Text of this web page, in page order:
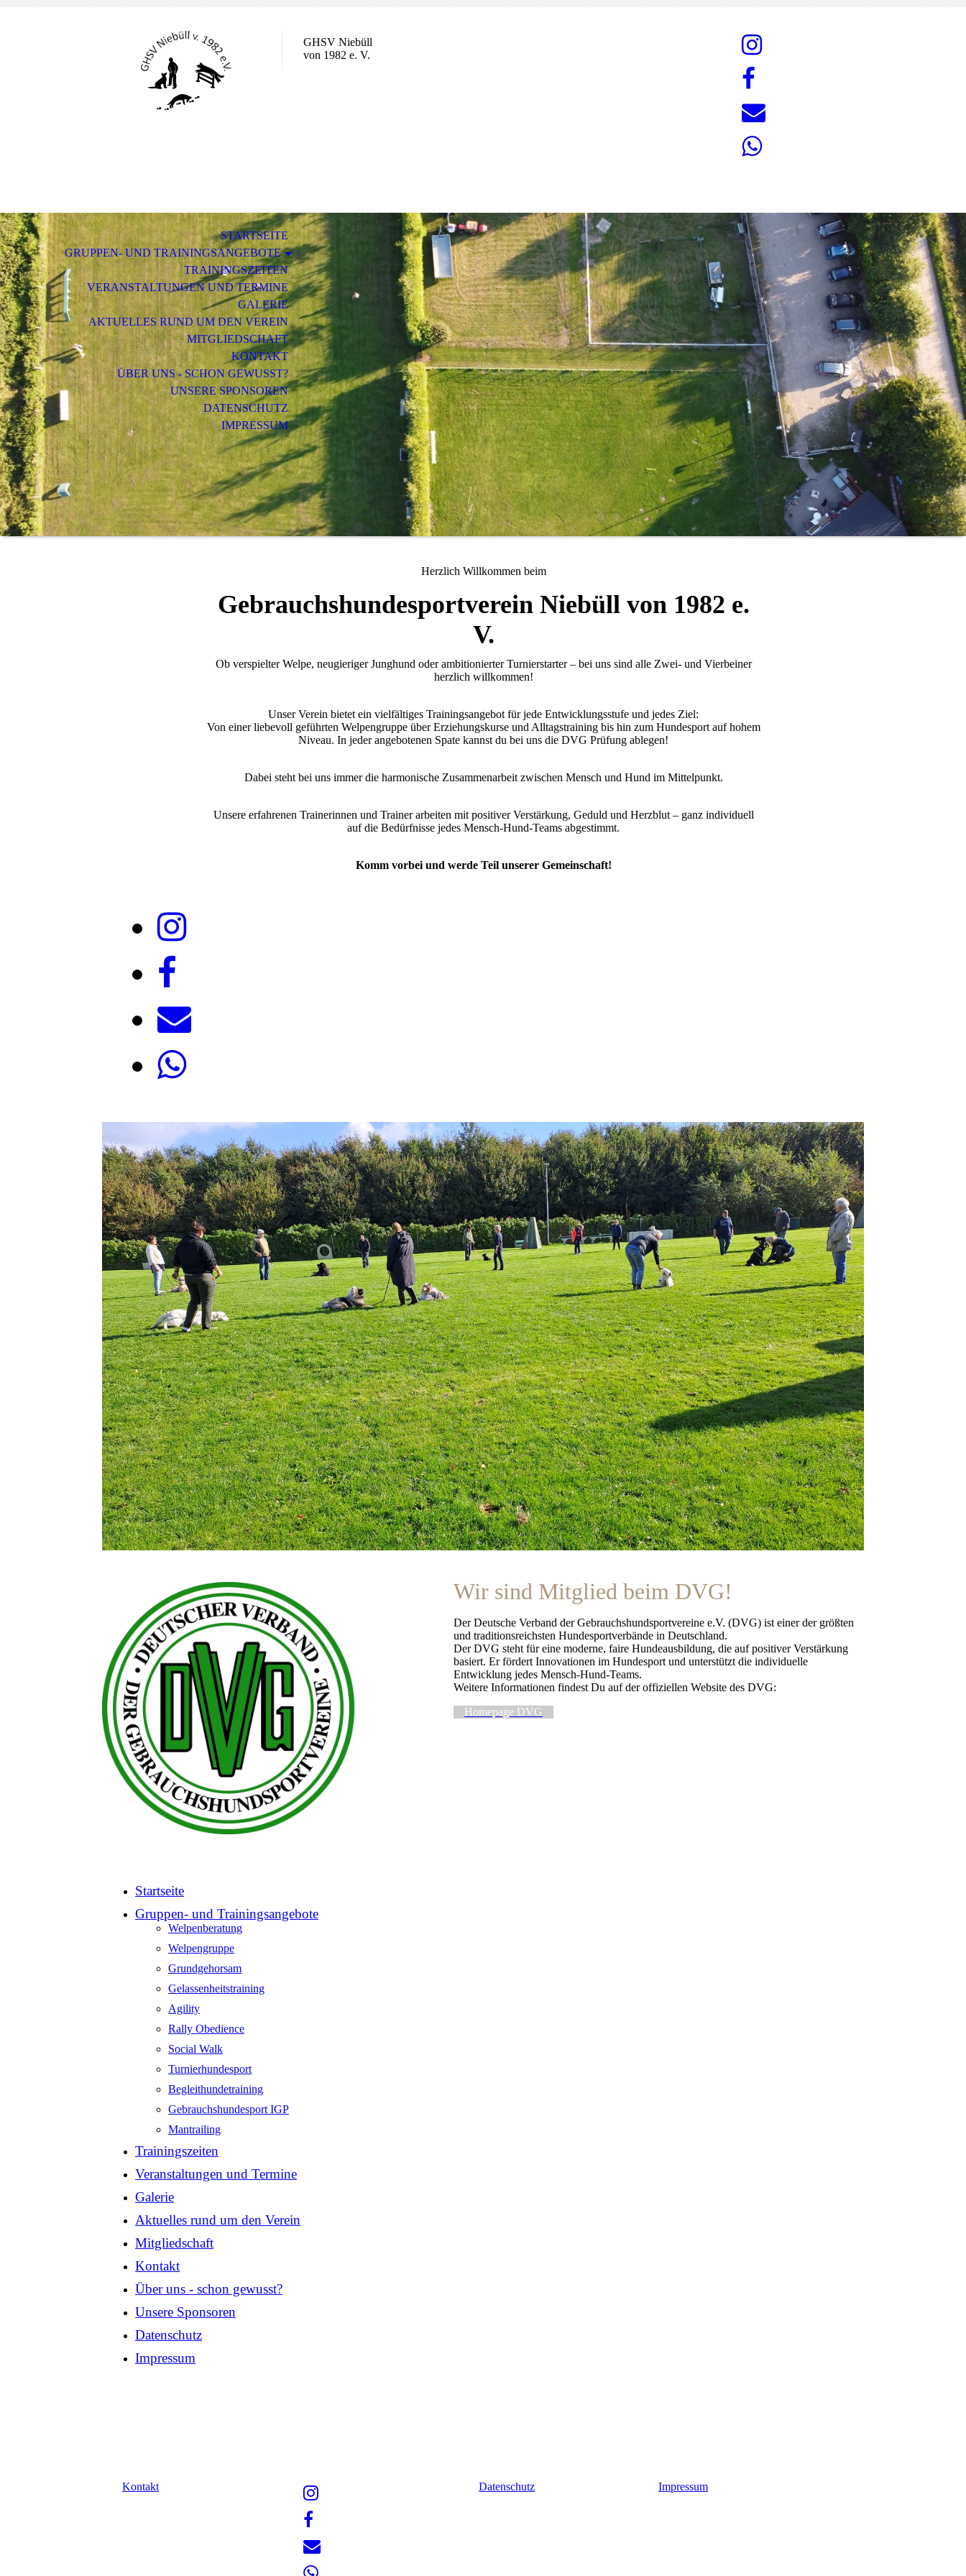
GHSV Niebüll
von 1982 e. V.
STARTSEITE
GRUPPEN- UND TRAININGSANGEBOTE
TRAININGSZEITEN
VERANSTALTUNGEN UND TERMINE
GALERIE
AKTUELLES RUND UM DEN VEREIN
MITGLIEDSCHAFT
KONTAKT
ÜBER UNS - SCHON GEWUSST?
UNSERE SPONSOREN
DATENSCHUTZ
IMPRESSUM
Herzlich Willkommen beim
Gebrauchshundesportverein Niebüll von 1982 e.
V.
Ob verspielter Welpe, neugieriger Junghund oder ambitionierter Turnierstarter – bei uns sind alle Zwei- und Vierbeiner
herzlich willkommen!
Unser Verein bietet ein vielfältiges Trainingsangebot für jede Entwicklungsstufe und jedes Ziel:
Von einer liebevoll geführten Welpengruppe über Erziehungskurse und Alltagstraining bis hin zum Hundesport auf hohem
Niveau. In jeder angebotenen Spate kannst du bei uns die DVG Prüfung ablegen!
Dabei steht bei uns immer die harmonische Zusammenarbeit zwischen Mensch und Hund im Mittelpunkt.
Unsere erfahrenen Trainerinnen und Trainer arbeiten mit positiver Verstärkung, Geduld und Herzblut – ganz individuell
auf die Bedürfnisse jedes Mensch-Hund-Teams abgestimmt.
Komm vorbei und werde Teil unserer Gemeinschaft!
Wir sind Mitglied beim DVG!
Der Deutsche Verband der Gebrauchshundsportvereine e.V. (DVG) ist einer der größten
und traditionsreichsten Hundesportverbände in Deutschland.
Der DVG steht für eine moderne, faire Hundeausbildung, die auf positiver Verstärkung
basiert. Er fördert Innovationen im Hundesport und unterstützt die individuelle
Entwicklung jedes Mensch-Hund-Teams.
Weitere Informationen findest Du auf der offiziellen Website des DVG:
Homepage DVG
Startseite
Gruppen- und Trainingsangebote
Welpenberatung
Welpengruppe
Grundgehorsam
Gelassenheitstraining
Agility
Rally Obedience
Social Walk
Turnierhundesport
Begleithundetraining
Gebrauchshundesport IGP
Mantrailing
Trainingszeiten
Veranstaltungen und Termine
Galerie
Aktuelles rund um den Verein
Mitgliedschaft
Kontakt
Über uns - schon gewusst?
Unsere Sponsoren
Datenschutz
Impressum
Kontakt Datenschutz Impressum